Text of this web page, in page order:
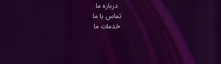
درباره ما
تماس با ما
خدمات ما